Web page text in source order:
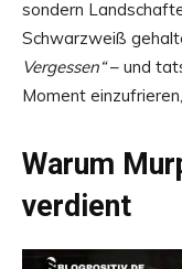
sondern
Schwarzweiß
Vergessen“– und
Moment
Warum
verdient